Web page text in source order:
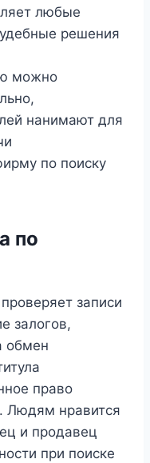
любые
решения
можно
нанимают для
по поиску
по
записи
залогов,
обмен
право
Людям нравится
и продавец
при поиске